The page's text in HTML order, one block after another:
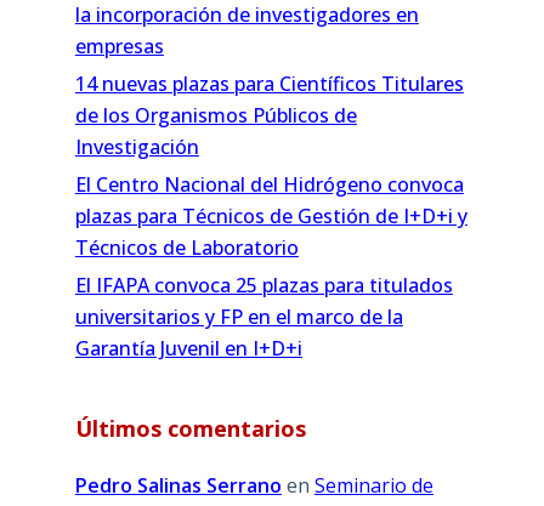
la incorporación de investigadores en
empresas
14 nuevas plazas para Científicos Titulares
de los Organismos Públicos de
Investigación
El Centro Nacional del Hidrógeno convoca
plazas para Técnicos de Gestión de I+D+i y
Técnicos de Laboratorio
El IFAPA convoca 25 plazas para titulados
universitarios y FP en el marco de la
Garantía Juvenil en I+D+i
Últimos comentarios
Pedro Salinas Serrano en Seminario de